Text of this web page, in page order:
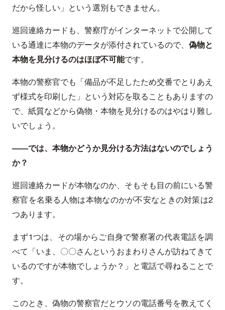
だから怪しい」という選別もできません。
巡回連絡カードも、警察庁がインターネットで公開して
いる通達に本物のデータが添付されているので、 偽物と
本物を見分けるのはほぼ不可能です。
本物の警察官でも「備品が不足したため交番でとりあえ
ず様式を印刷した」という対応を取ることもありますの
で、紙質などから偽物・本物を見分けるのはやはり難し
いでしょう。
——では、本物かどうか見分ける方法はないのでしょう
か？
巡回連絡カードが本物なのか、そもそも目の前にいる警
察官を名乗る人物は本物なのかが不安なときの対策は2
つあります。
まず1つは、その場からご自身で警察署の代表電話を調
べて「いま、〇〇さんというおまわりさんが訪ねてきて
いるのですが本物でしょうか？」と電話で尋ねることで
す。
このとき、偽物の警察官だとウソの電話番号を教えてく